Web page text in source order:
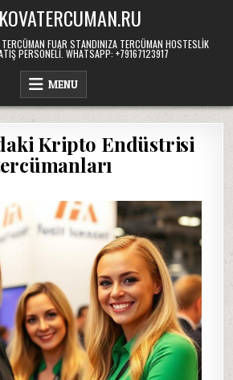
FUAR STANDINIZA TERCÜMAN HOSTESLIK
PERSONELI. WHATSAPP: +79167123917
MENU
Kripto Endüstrisi